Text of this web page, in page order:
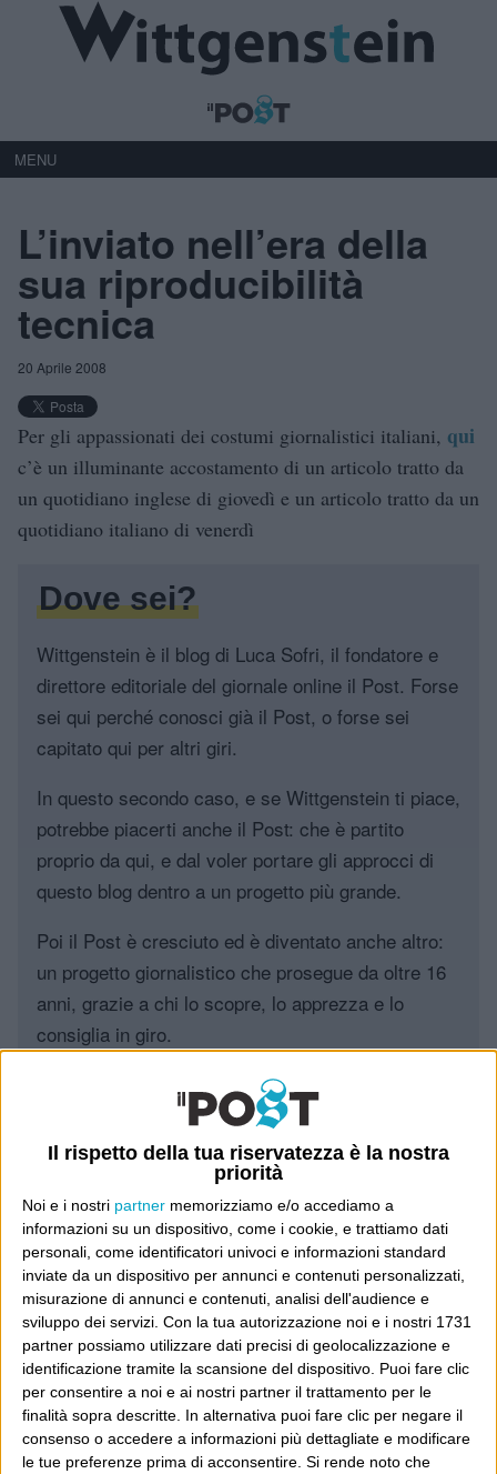
Il rispetto della tua riservatezza è la nostra
priorità
Noi e i nostri partner memorizziamo e/o accediamo a
informazioni su un dispositivo, come i cookie, e trattiamo dati
personali, come identificatori univoci e informazioni standard
inviate da un dispositivo per annunci e contenuti personalizzati,
misurazione di annunci e contenuti, analisi dell'audience e
sviluppo dei servizi. Con la tua autorizzazione noi e i nostri 1731
partner possiamo utilizzare dati precisi di geolocalizzazione e
identificazione tramite la scansione del dispositivo. Puoi fare clic
per consentire a noi e ai nostri partner il trattamento per le
finalità sopra descritte. In alternativa puoi fare clic per negare il
consenso o accedere a informazioni più dettagliate e modificare
le tue preferenze prima di acconsentire. Si rende noto che
MENU
L’inviato nell’era della
sua riproducibilità
tecnica
20 Aprile 2008
Per gli appassionati dei costumi giornalistici italiani, qui
c’è un illuminante accostamento di un articolo tratto da
un quotidiano inglese di giovedì e un articolo tratto da un
quotidiano italiano di venerdì
Dove sei?
Wittgenstein è il blog di Luca Sofri, il fondatore e
direttore editoriale del giornale online il Post. Forse
sei qui perché conosci già il Post, o forse sei
capitato qui per altri giri.
In questo secondo caso, e se Wittgenstein ti piace,
potrebbe piacerti anche il Post: che è partito
proprio da qui, e dal voler portare gli approcci di
questo blog dentro a un progetto più grande.
Poi il Post è cresciuto ed è diventato anche altro:
un progetto giornalistico che prosegue da oltre 16
anni, grazie a chi lo scopre, lo apprezza e lo
consiglia in giro.
Leggi il Post, magari ti piace
POST PRECEDENTE
“Una voce che facilmente rischia di
POST SUCCESSIVO
Alta fedeltà